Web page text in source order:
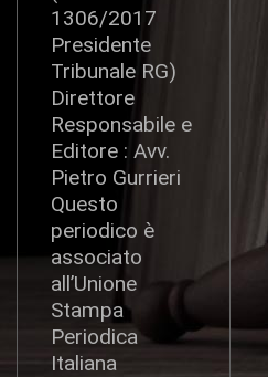
1306/2017
Presidente
Tribunale RG)
Direttore
Responsabile e
Editore : Avv.
Pietro Gurrieri
Questo
periodico è
associato
all’Unione
Stampa
Periodica
Italiana